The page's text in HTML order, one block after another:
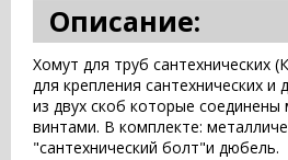
Описание:
Хомут для труб сантехнических
для крепления сантехнических и
из двух скоб которые
винтами. В комплекте:
"сантехнический болт"и дюбель.